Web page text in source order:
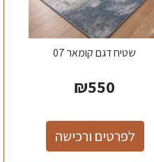
שטיח דגם קומאר 07
₪550
לפרטים ורכישה